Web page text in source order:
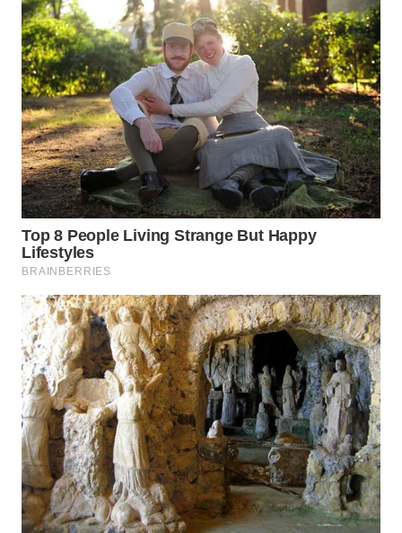
WN
KARAWANG
WN
BEKASI
WN
BOGOR
WN
DEPOK
WN
TAPANULI
UTARA
WN
SAMOSIR
WN
PADANG
LAWAS